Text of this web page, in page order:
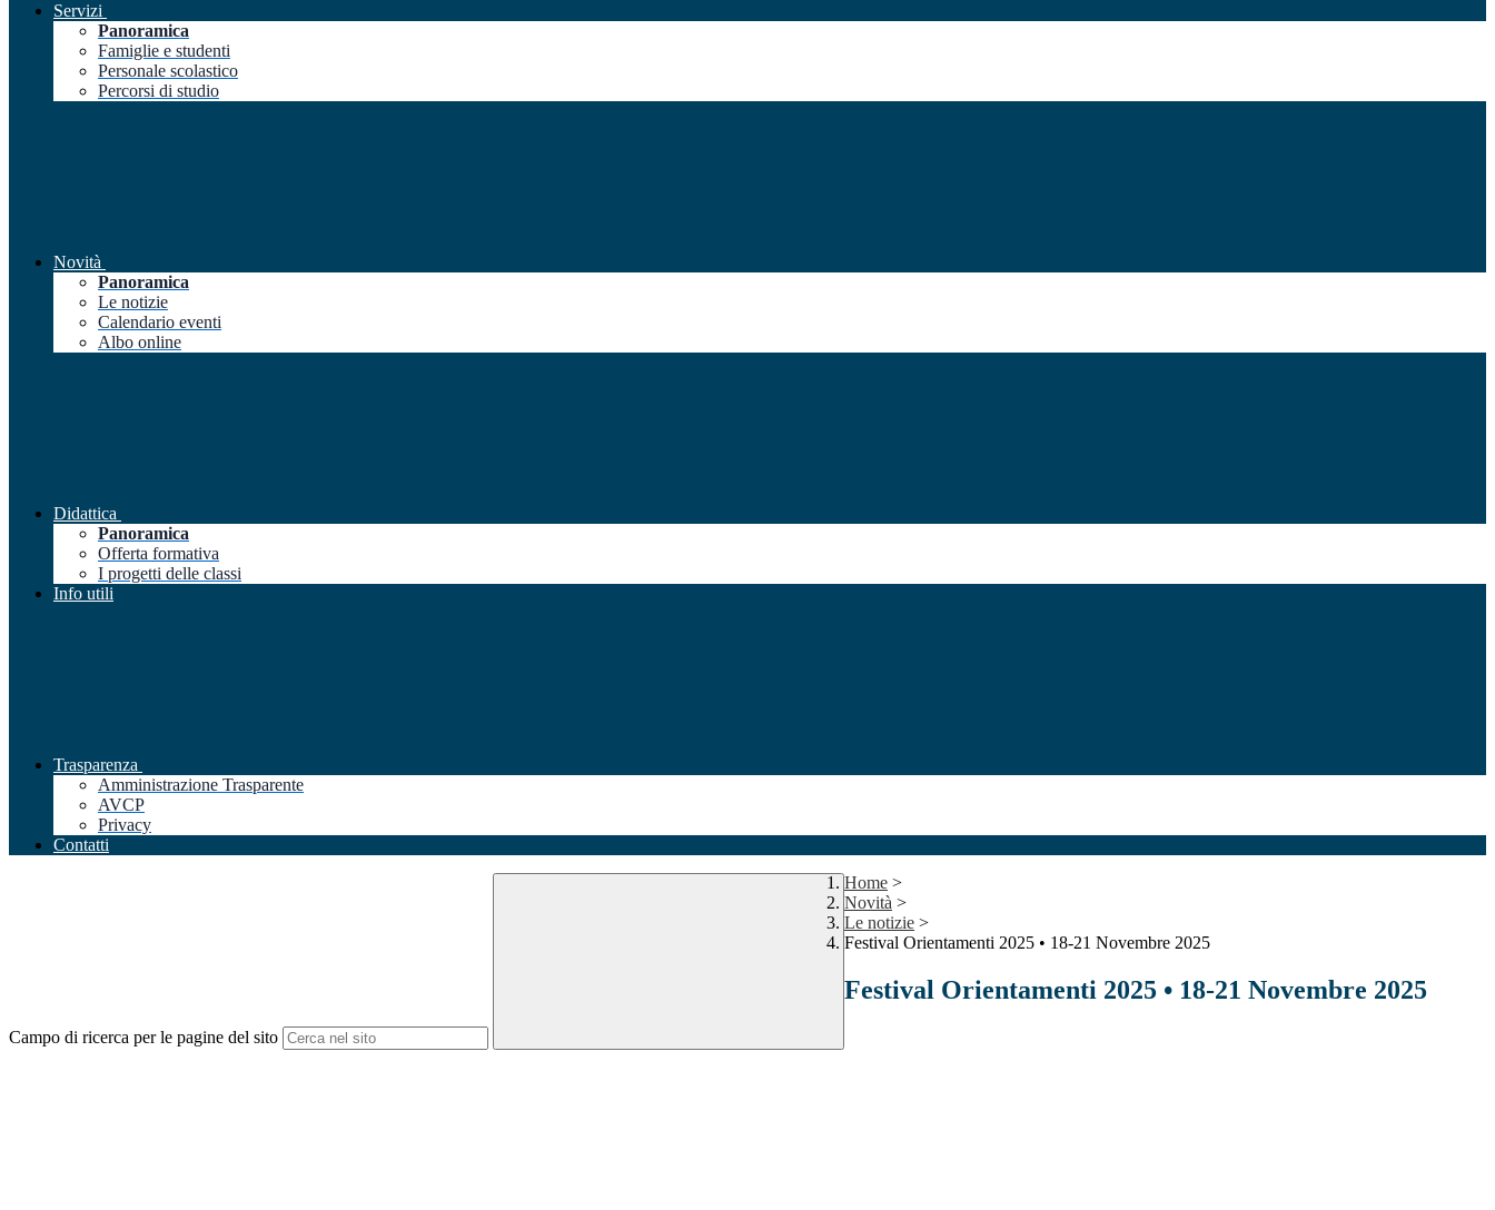
Servizi
Panoramica
Famiglie e studenti
Personale scolastico
Percorsi di studio
Novità
Panoramica
Le notizie
Calendario eventi
Albo online
Didattica
Panoramica
Offerta formativa
I progetti delle classi
Info utili
Trasparenza
Amministrazione Trasparente
AVCP
Privacy
Contatti
Campo di ricerca per le pagine del sito
Home >
Novità >
Le notizie >
Festival Orientamenti 2025 • 18-21 Novembre 2025
Festival Orientamenti 2025 • 18-21 Novembre 2025